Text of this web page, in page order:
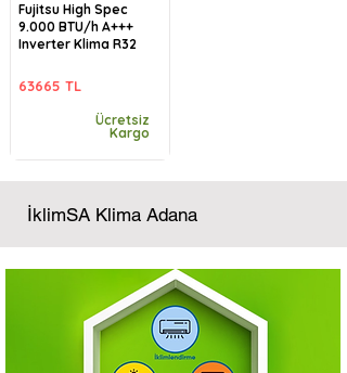
Fujitsu High Spec
9.000 BTU/h A+++
Inverter Klima R32
63665 TL
Ücretsiz
Kargo
İklimSA Klima Adana